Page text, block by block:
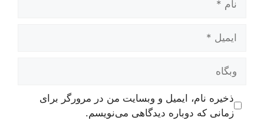
وبگاه
ذخیره نام، ایمیل و وبسایت من در مرورگر برای
زمانی که دوباره دیدگاهی می‌نویسم.